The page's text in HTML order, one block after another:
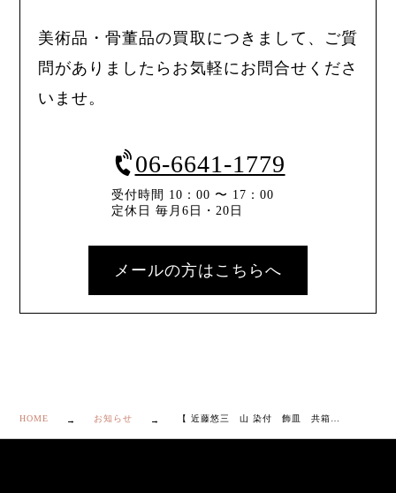
美術品・骨董品の買取につきまして、ご質
問がありましたらお気軽にお問合せくださ
いませ。
06-6641-1779
受付時間 10：00 〜 17：00
定休日 毎月6日・20日
メールの方はこちらへ
HOME お知らせ